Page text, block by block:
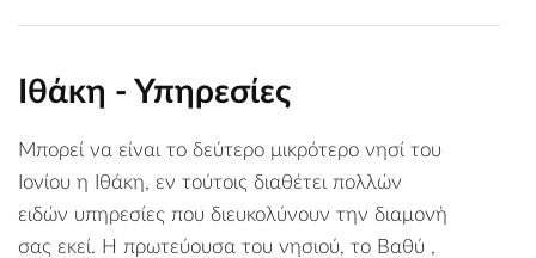
Ιθάκη - Υπηρεσίες
Μπορεί να είναι το δεύτερο μικρότερο νησί του
Ιονίου η Ιθάκη, εν τούτοις διαθέτει πολλών
ειδών υπηρεσίες που διευκολύνουν την διαμονή
σας εκεί. Η πρωτεύουσα του νησιού, το Βαθύ ,